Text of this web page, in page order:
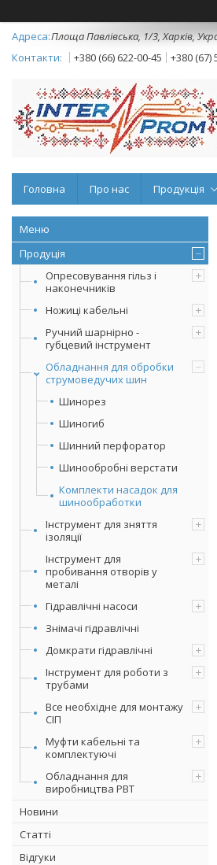
Площа Павлівська, 1/3, Харків,
+380 (66) 622-00-45
+380 (67)
Головна Про нас Продукція
Продуція
Опресовування гільз і
наконечників
Ножиці кабельні
Ручний шарнірно -
губцевий інструмент
Обладнання для обробки
струмоведучих шин
Шинорез
Шиногиб
Шинний перфоратор
Шинообробні верстати
Комплекти насадок для
шинообработки
Інструмент для зняття
ізоляції
Інструмент для
пробивання отворів у
металі
Гідравлічні насоси
Знімачі гідравлічні
Домкрати гідравлічні
Інструмент для роботи з
трубами
Все необхідне для монтажу
СІП
Муфти кабельні та
комплектуючі
Обладнання для
виробництва РВТ
Новини
Статті
Відгуки